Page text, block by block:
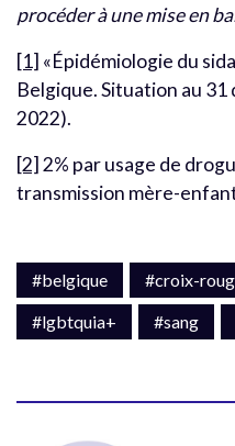
procéder à une mise en
[1] «Épidémiologie du
Belgique. Situation au
2022).
[2] 2% par usage de
transmission mère-
#belgique #croix-
#lgbtquia+
#sang